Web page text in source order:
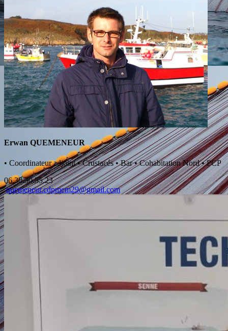
Erwan QUEMENEUR
• Coordinateur adjoint•Crustacés•Bar•Cohabitation Nord•PCP
06.30.30.55.23
quemeneur.cdpmem29@gmail.com